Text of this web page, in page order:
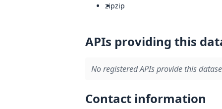
zipzip
APIs providing this
No registered APIs provide this
Contact information